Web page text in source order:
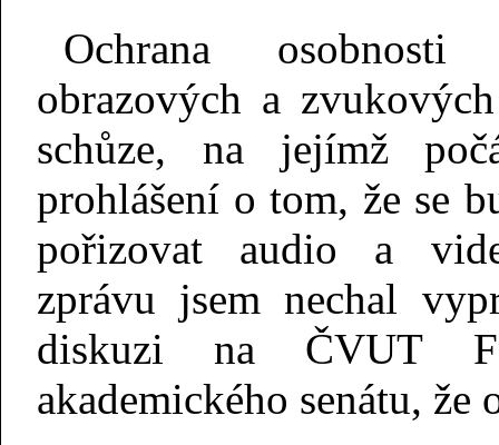
Ochrana
obrazových a
schůze, na jejímž
prohlášení o tom, že se
pořizovat audio a
zprávu jsem nechal
diskuzi na ČVUT
akademického senátu, že